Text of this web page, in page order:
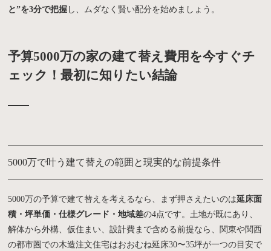
と”を3分で把握 し、ムダなく賢い配分を始めましょう。
予算5000万の家の建て替え費用を今すぐチ
ェック！最初に知りたい結論
5000万で叶う建て替えの範囲と現実的な前提条件
5000万の予算で建て替えを考えるなら、まず押さえたいのは延床面
積・坪単価・仕様グレード・地域差の4点です。土地が既にあり、
解体から外構、仮住まい、設計費まで含める前提なら、関東や関西
の都市圏での木造注文住宅はおおむね延床30〜35坪が一つの目安で